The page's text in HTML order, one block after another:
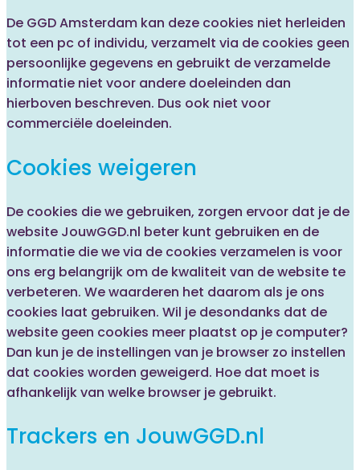
De GGD Amsterdam kan deze cookies niet herleiden
tot een pc of individu, verzamelt via de cookies geen
persoonlijke gegevens en gebruikt de verzamelde
informatie niet voor andere doeleinden dan
hierboven beschreven. Dus ook niet voor
commerciële doeleinden.
Cookies weigeren
De cookies die we gebruiken, zorgen ervoor dat je de
website JouwGGD.nl beter kunt gebruiken en de
informatie die we via de cookies verzamelen is voor
ons erg belangrijk om de kwaliteit van de website te
verbeteren. We waarderen het daarom als je ons
cookies laat gebruiken. Wil je desondanks dat de
website geen cookies meer plaatst op je computer?
Dan kun je de instellingen van je browser zo instellen
dat cookies worden geweigerd. Hoe dat moet is
afhankelijk van welke browser je gebruikt.
Trackers en JouwGGD.nl